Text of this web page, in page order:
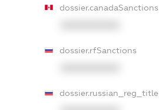
dossier.canadaSanctions
dossier.rfSanctions
dossier.russian_reg_title